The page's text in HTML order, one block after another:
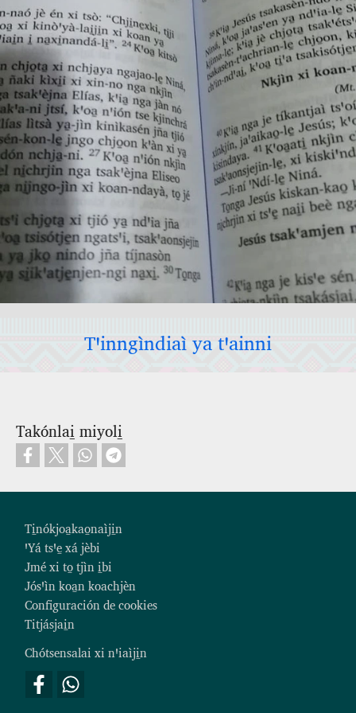
Tꞌinngìndiaì ya tꞌainni
Takónlai̱ miyoli̱
Ti̱nókjoa̱kao̱naìji̱n
ꞌYá tsꞌe̱ xá jèbi
Jmé xi to̱ tjìn i̱bi
Jósꞌìn koa̱n koachjèn
Configuración de cookies
Titjásjai̱n
Chótsensalai xi nꞌiaìji̱n